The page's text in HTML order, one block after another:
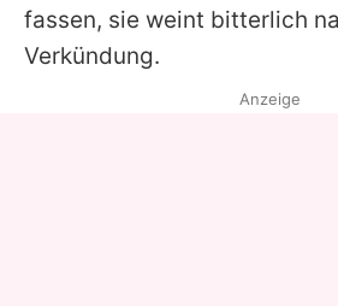
fassen, sie weint bitterlich
Verkündung.
Anzeige